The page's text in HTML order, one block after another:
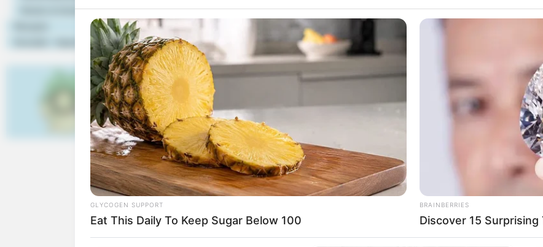
Vogelpark Marlow
Eine sehr schön angelegte Parkanlage mit begehbaren Gehegen
Erde, vom afrikanischen Strauß bis zum Zebrafinken. Zu sehen sind
Außerdem können noch weitere Tierarten aus nächster Nähe beobachtet
Bärenstark präsentiert sich der aus einem Heimattiergarten
werden einheimische und ehemals einheimische Tiere, die von
begehbaren Unterwasserwelt, Höhlengängen und hoch angelegten
Links zu Zooparks und Tierparks in und um Rostock:
Für ganz Mecklenburg-Vorpommern werden hier die bekanntesten Tierparks
Hotels & Unterkünfte
Kontakt - Impressum
GLYCOGEN SUPPORT
Eat This Daily To Keep Sugar Below 100
BRAINBERRIES
Discover 15
RURAL HEARTS
Tired Of Explaining Farm Life? Meet
Columbus Country Singles